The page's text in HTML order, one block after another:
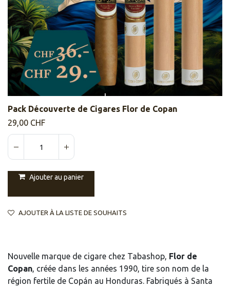
Pack Découverte de Cigares Flor de Copan
29,00 CHF
Ajouter au panier
AJOUTER À LA LISTE DE SOUHAITS
Nouvelle marque de cigare chez Tabashop, Flor de
Copan, créée dans les années 1990, tire son nom de la
région fertile de Copán au Honduras. Fabriqués à Santa